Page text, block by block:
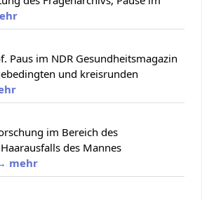
Paus im NDR Gesundheitsmagazin
und kreisrunden
im Bereich des
des Mannes
mehr